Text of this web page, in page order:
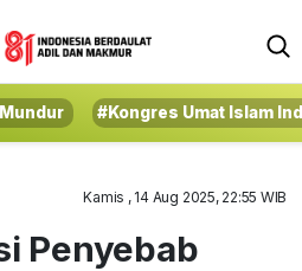
#Kongres Umat Islam
Kamis , 14 Aug 2025, 22:55 WIB
Penyebab